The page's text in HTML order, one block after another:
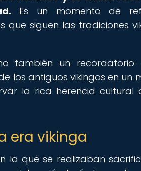
Es un momento de
siguen las tradiciones
también un
los antiguos vikingos en un
la rica herencia cultural
era vikinga
la que se realizaban